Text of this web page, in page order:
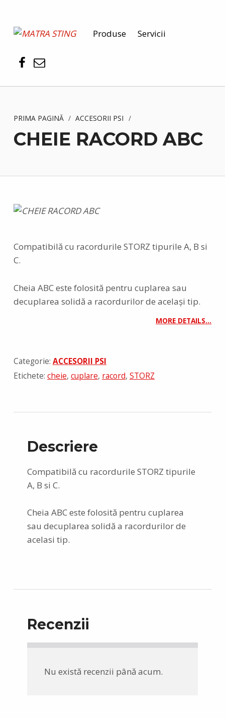
MATRA STING Produse Servicii
PRIMA PAGINĂ / ACCESORII PSI /
CHEIE RACORD ABC
Compatibilă cu racordurile STORZ tipurile A, B si
C.
Cheia ABC este folosită pentru cuplarea sau
decuplarea solidă a racordurilor de același tip.
MORE DETAILS…
Categorie: ACCESORII PSI
Etichete: cheie, cuplare, racord, STORZ
Descriere
Compatibilă cu racordurile STORZ tipurile
A, B si C.
Cheia ABC este folosită pentru cuplarea
sau decuplarea solidă a racordurilor de
acelasi tip.
Recenzii
Nu există recenzii până acum.